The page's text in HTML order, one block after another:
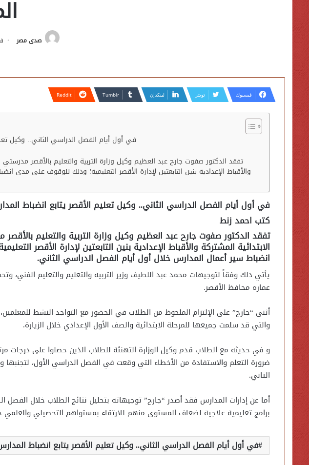
صدى مصر
فيسبوك تويتر لينكدإن
في أول أيام الفصل الدراسي الثاني.. وكيل
تفقد الدكتور صفوت جارح عبد العظيم وكيل وزارة التربية والتعليم بالأقصر مدرستي
والأقباط الإعدادية بنين التابعتين لإدارة الأقصر التعليمية؛ وذلك للوقوف على مدى
في أول أيام الفصل الدراسي الثاني.. وكيل تعليم الأقصر يتابع انضباط
كتب احمد زنط
تفقد الدكتور صفوت جارح عبد العظيم وكيل وزارة التربية والتعليم
الابتدائية المشتركة والأقباط الإعدادية بنين التابعتين لإدارة الأقصر
انضباط سير أعمال المدارس خلال أول أيام الفصل الدراسي الثاني.
يأتي ذلك وفقاً لتوجيهات محمد عبد اللطيف وزير التربية والتعليم والتعليم الفني،
عماره محافظ الأقصر.
أثنى “جارح” على الإلتزام الملحوظ من الطلاب في الحضور مع التواجد النشط
والتي قد سلمت جميعها للمرحلة الابتدائية والصف الأول الإعدادي خلال الزيارة.
و في حديثه مع الطلاب قدم وكيل الوزارة التهنئة للطلاب الذين حصلوا على درجات
ضرورة التعلم والاستفادة من الأخطاء التي وقعت في الفصل الدراسي الأول،
الثاني.
أما عن إدارات المدارس فقد أصدر “جارح” توجيهاته بتحليل نتائج الطلاب خلال
برامج تعليمية علاجية لضعاف المستوى منهم للارتقاء بمستواهم التحصيلي والعلمي
في أول أيام الفصل الدراسي الثاني.. وكيل تعليم الأقصر يتابع انضباط